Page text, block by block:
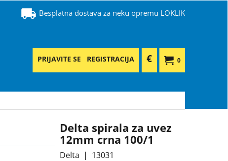
Besplatna dostava za neku opremu LOKLIK
0
€
PRIJAVITE SE REGISTRACIJA
Delta spirala za uvez
12mm crna 100/1
Delta 13031